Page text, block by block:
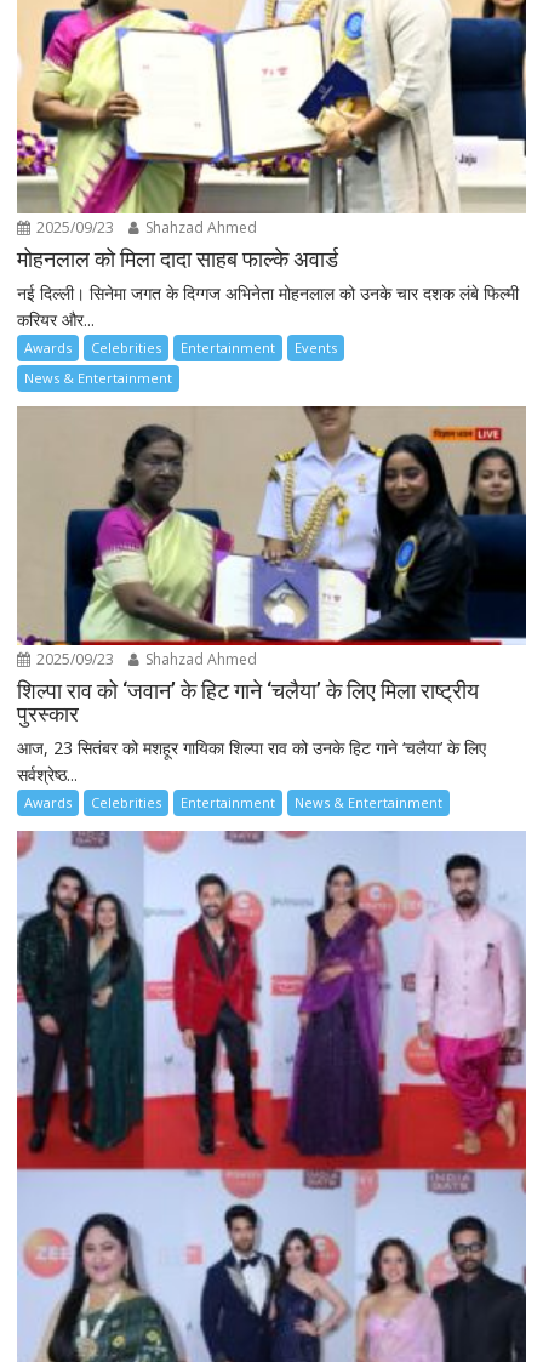
2025/09/23 Shahzad Ahmed
मोहनलाल को मिला दादा साहब फाल्के अवार्ड
नई दिल्ली। सिनेमा जगत के दिग्गज अभिनेता मोहनलाल को उनके चार दशक लंबे फिल्मी
करियर और...
Awards Celebrities Entertainment
Events
News & Entertainment
2025/09/23 Shahzad Ahmed
शिल्पा राव को ‘जवान’ के हिट गाने ‘चलैया’ के लिए मिला राष्ट्रीय
पुरस्कार
आज, 23 सितंबर को मशहूर गायिका शिल्पा राव को उनके हिट गाने ‘चलैया’ के लिए
सर्वश्रेष्ठ...
Awards Celebrities Entertainment News & Entertainment